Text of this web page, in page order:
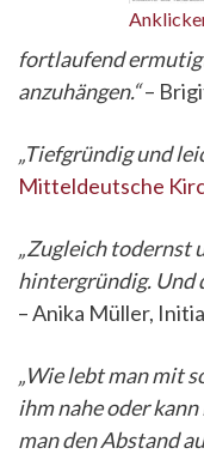
fortlaufend
anzuhängen.“–
„Tiefgründig und
Mitteldeutsche
„Zugleich todernst
hintergründig. Und
– Anika Müller,
„Wie lebt man mit
ihm nahe oder
man den Abstand